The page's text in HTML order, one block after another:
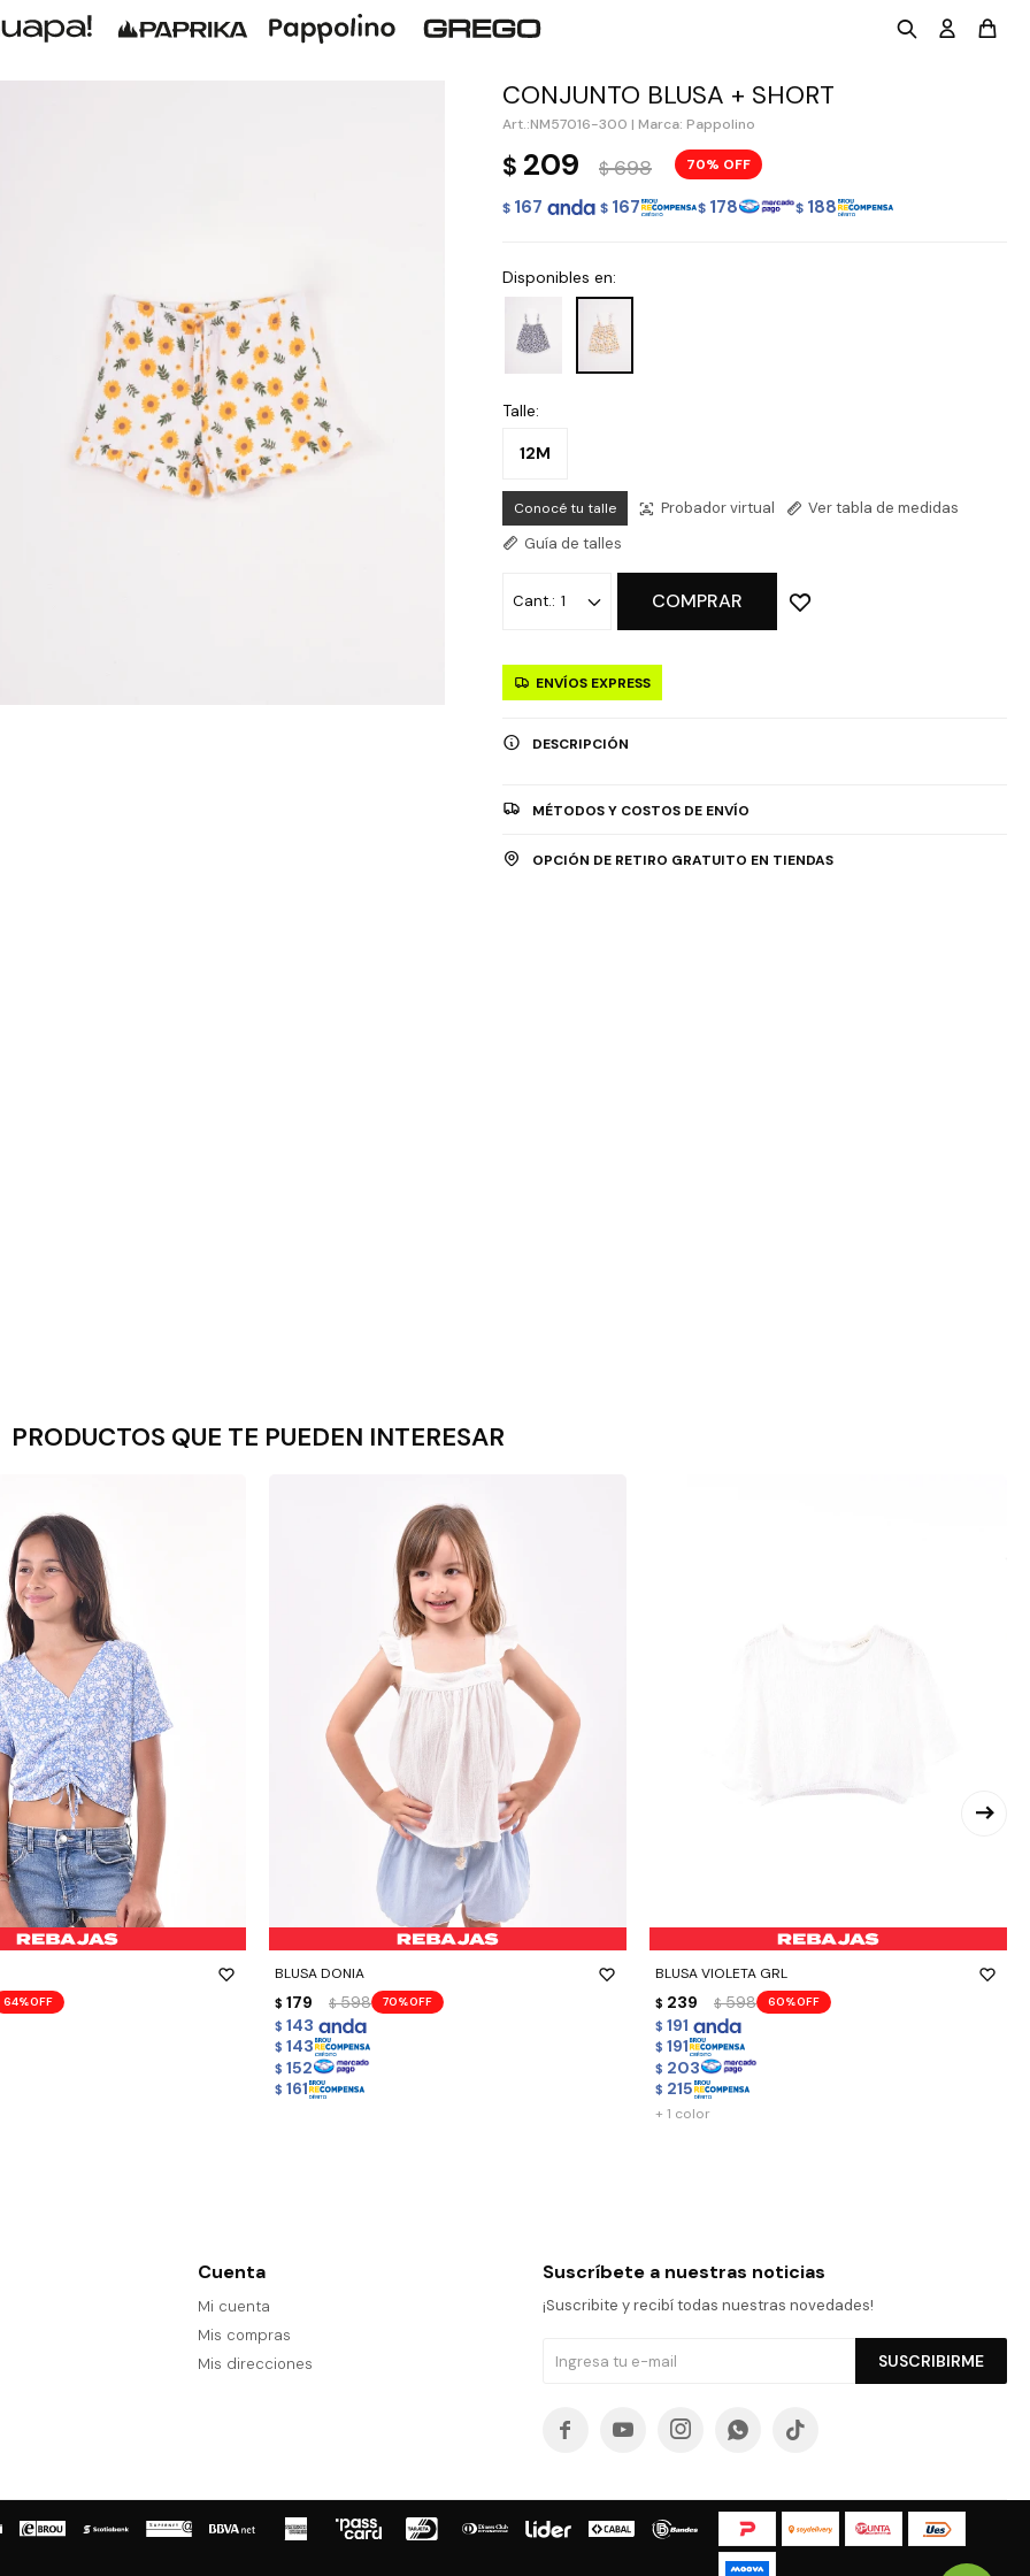
CONJUNTO BLUSA + SHORT
NM57016-300 | Marca: Pappolino
$ 209 $ 698 70
$ 167 $ 167 $ 178 $ 188
Disponibles en:
Talle:
12M
Conocé tu talle Probador virtual
Ver tabla de medidas
Guía de talles
1 COMPRAR
ENVÍOS EXPRESS
DESCRIPCIÓN
MÉTODOS Y COSTOS DE ENVÍO
OPCIÓN DE RETIRO GRATUITO EN TIENDAS
PRODUCTOS QUE TE PUEDEN INTERESAR
64
BLUSA DONIA
$ 179 $ 598 70
$ 143
$ 143
$ 152
$ 161
- +
BLUSA VIOLETA GRL
$ 239 $ 598 60
$ 191
$ 191
$ 203
$ 215
- +
+ 1 color
Cuenta
Mi cuenta
Mis compras
Mis direcciones
Suscríbete a nuestras noticias
¡Suscribite y recibí todas nuestras novedades!
SUSCRIBIRME
    